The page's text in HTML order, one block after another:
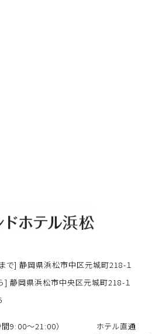
で] 静岡県浜松市中区元城町218-１
静岡県浜松市中央区元城町218-１
9:00～21:00） ホテル直通